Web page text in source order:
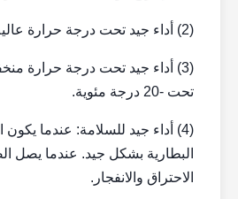
(2) أداء جيد تحت درجة حرارة عالية ، يمكن أن تعمل تحت درجة حرارة 65 درجة مئوية. هيكل البطارية آمن وجيد.
تحت -20 درجة مئوية.
(4) أداء جيد للسلامة: عندما
البطارية بشكل جيد. عندما يصل
الاحتراق والانفجار.